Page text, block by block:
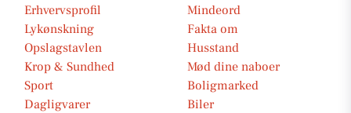
Erhvervsprofil
Mindeord
Lykønskning
Fakta om
Opslagstavlen
Husstand
Krop & Sundhed
Mød dine naboer
Sport
Boligmarked
Dagligvarer
Biler